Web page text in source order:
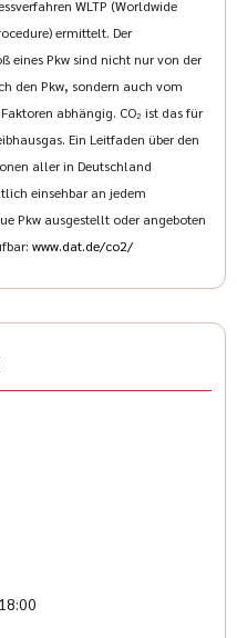
hierzu finden Sie unter
Schauen Sie
-18
vorbehalten
WLTP (Worldwide
ermittelt. Der
eines Pkw sind nicht nur von der
den Pkw, sondern auch vom
abhängig. CO₂ ist das für
Ein Leitfaden über den
aller in Deutschland
einsehbar an jedem
Pkw ausgestellt oder angeboten
www.dat.de/co2/